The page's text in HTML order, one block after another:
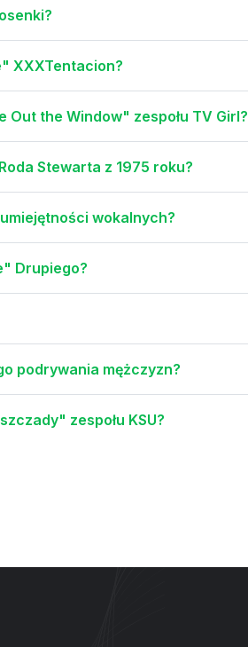
XXXTentacion?
the Window" zespołu TV Girl?
Stewarta z 1975 roku?
wokalnych?
Drupiego?
podrywania mężczyzn?
zespołu KSU?